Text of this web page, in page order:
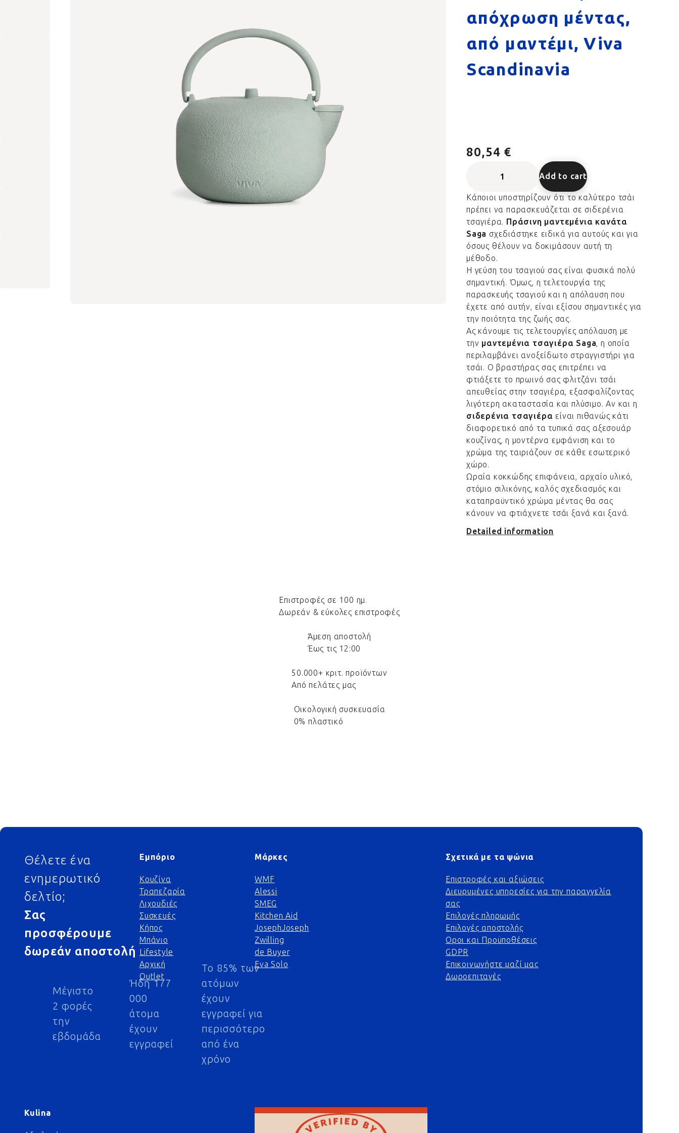
απόχρωση μέντας,
από μαντέμι, Viva
Scandinavia
80,54 €
Add to cart
Κάποιοι υποστηρίζουν ότι το καλύτερο τσάι
πρέπει να παρασκευάζεται σε σιδερένια
τσαγιέρα. Πράσινη μαντεμένια κανάτα
Saga σχεδιάστηκε ειδικά για αυτούς και για
όσους θέλουν να δοκιμάσουν αυτή τη
μέθοδο.
Η γεύση του τσαγιού σας είναι φυσικά πολύ
σημαντική. Όμως, η τελετουργία της
παρασκευής τσαγιού και η απόλαυση που
έχετε από αυτήν, είναι εξίσου σημαντικές για
την ποιότητα της ζωής σας.
Ας κάνουμε τις τελετουργίες απόλαυση με
την μαντεμένια τσαγιέρα Saga, η οποία
περιλαμβάνει ανοξείδωτο στραγγιστήρι για
τσάι. Ο βραστήρας σας επιτρέπει να
φτιάξετε το πρωινό σας φλιτζάνι τσάι
απευθείας στην τσαγιέρα, εξασφαλίζοντας
λιγότερη ακαταστασία και πλύσιμο. Αν και η
σιδερένια τσαγιέρα είναι πιθανώς κάτι
διαφορετικό από τα τυπικά σας αξεσουάρ
κουζίνας, η μοντέρνα εμφάνιση και το
χρώμα της ταιριάζουν σε κάθε εσωτερικό
χώρο.
Ωραία κοκκώδης επιφάνεια, αρχαίο υλικό,
στόμιο σιλικόνης, καλός σχεδιασμός και
καταπραϋντικό χρώμα μέντας θα σας
κάνουν να φτιάχνετε τσάι ξανά και ξανά.
Detailed information
Επιστροφές σε 100 ημ.
Δωρεάν & εύκολες επιστροφές
Άμεση αποστολή
Έως τις 12:00
50.000+ κριτ. προϊόντων
Από πελάτες μας
Οικολογική συσκευασία
0% πλαστικό
Footer
Θέλετε ένα
ενημερωτικό
δελτίο;
Σας
προσφέρουμε
δωρεάν αποστολή
Μέγιστο
2 φορές
την
εβδομάδα
Ήδη 177
000
άτομα
έχουν
εγγραφεί
Το 85% των
ατόμων
έχουν
εγγραφεί για
περισσότερο
από ένα
χρόνο
Εμπόριο
Κουζίνα
Τραπεζαρία
Λιχουδιές
Συσκευές
Κήπος
Μπάνιο
Lifestyle
Αρχική
Outlet
Μάρκες
WMF
Alessi
SMEG
Kitchen Aid
JosephJoseph
Zwilling
de Buyer
Eva Solo
Σχετικά με τα ψώνια
Επιστροφές και αξιώσεις
Διευρυμένες υπηρεσίες για την παραγγελία
σας
Επιλογές πληρωμής
Επιλογές αποστολής
Οροι και Προϋποθέσεις
GDPR
Επικοινωνήστε μαζί μας
Δωροεπιταγές
Kulina